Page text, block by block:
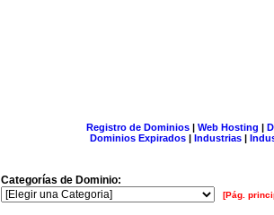
Registro de Dominios| Web Hosting |
Dominios Expirados | Industrias |
Categorías de Dominio:
[Pág.